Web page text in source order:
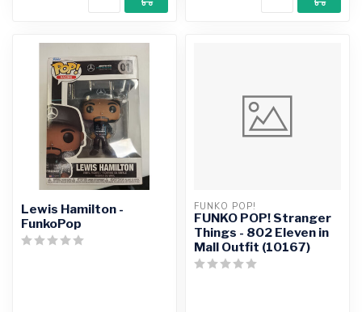
Lewis Hamilton -
FunkoPop
FUNKO POP!
FUNKO POP! Stranger
Things - 802 Eleven in
Mall Outfit (10167)